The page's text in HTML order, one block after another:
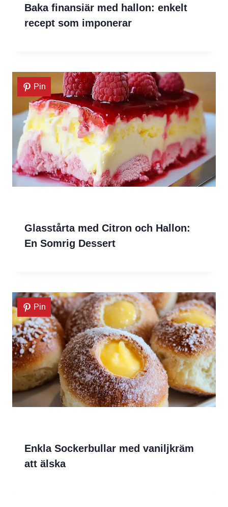
Baka finansiär med hallon: enkelt
recept som imponerar
Pin
Glasstårta med Citron och Hallon:
En Somrig Dessert
Pin
Enkla Sockerbullar med vaniljkräm
att älska